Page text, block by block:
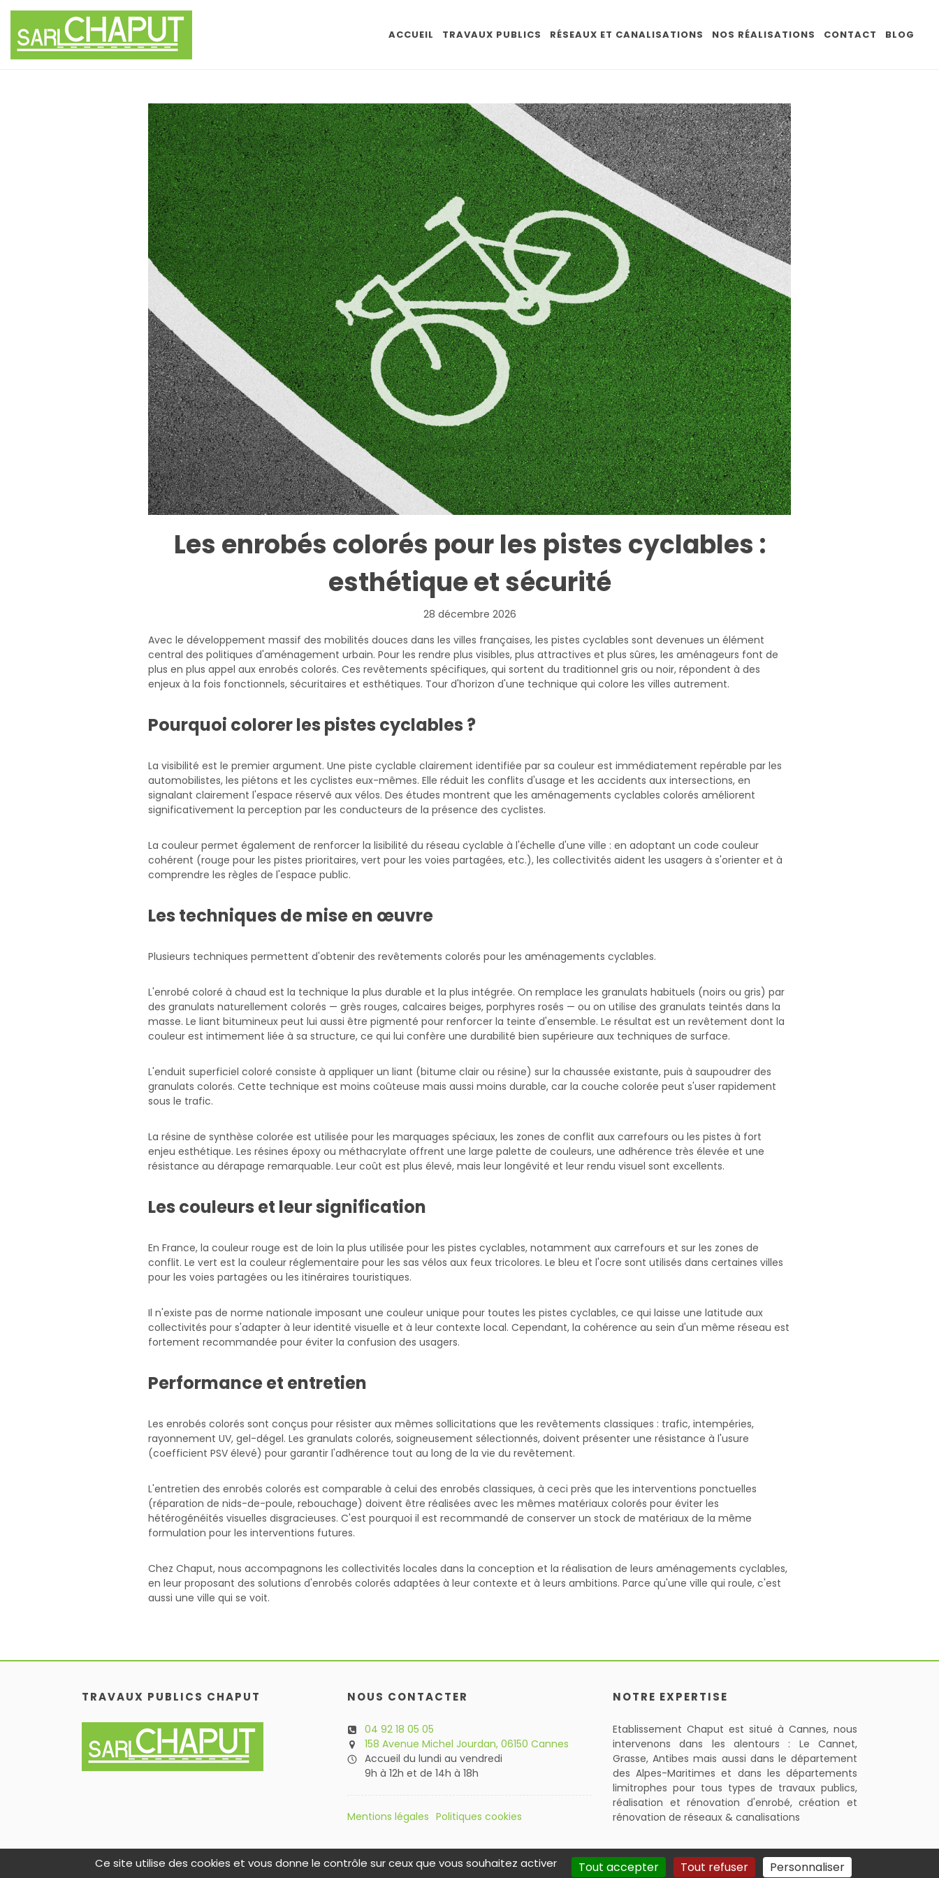
ACCUEIL TRAVAUX PUBLICS RÉSEAUX ET CANALISATIONS NOS RÉALISATIONS CONTACT BLOG
Les enrobés colorés pour les pistes cyclables :
esthétique et sécurité
28 décembre 2026
Avec le développement massif des mobilités douces dans les villes françaises, les pistes cyclables sont devenues un élément
central des politiques d'aménagement urbain. Pour les rendre plus visibles, plus attractives et plus sûres, les aménageurs font de
plus en plus appel aux enrobés colorés. Ces revêtements spécifiques, qui sortent du traditionnel gris ou noir, répondent à des
enjeux à la fois fonctionnels, sécuritaires et esthétiques. Tour d'horizon d'une technique qui colore les villes autrement.
Pourquoi colorer les pistes cyclables ?
La visibilité est le premier argument. Une piste cyclable clairement identifiée par sa couleur est immédiatement repérable par les
automobilistes, les piétons et les cyclistes eux-mêmes. Elle réduit les conflits d'usage et les accidents aux intersections, en
signalant clairement l'espace réservé aux vélos. Des études montrent que les aménagements cyclables colorés améliorent
significativement la perception par les conducteurs de la présence des cyclistes.
La couleur permet également de renforcer la lisibilité du réseau cyclable à l'échelle d'une ville : en adoptant un code couleur
cohérent (rouge pour les pistes prioritaires, vert pour les voies partagées, etc.), les collectivités aident les usagers à s'orienter et à
comprendre les règles de l'espace public.
Les techniques de mise en œuvre
Plusieurs techniques permettent d'obtenir des revêtements colorés pour les aménagements cyclables.
L'enrobé coloré à chaud est la technique la plus durable et la plus intégrée. On remplace les granulats habituels (noirs ou gris) par
des granulats naturellement colorés — grès rouges, calcaires beiges, porphyres rosés — ou on utilise des granulats teintés dans la
masse. Le liant bitumineux peut lui aussi être pigmenté pour renforcer la teinte d'ensemble. Le résultat est un revêtement dont la
couleur est intimement liée à sa structure, ce qui lui confère une durabilité bien supérieure aux techniques de surface.
L'enduit superficiel coloré consiste à appliquer un liant (bitume clair ou résine) sur la chaussée existante, puis à saupoudrer des
granulats colorés. Cette technique est moins coûteuse mais aussi moins durable, car la couche colorée peut s'user rapidement
sous le trafic.
La résine de synthèse colorée est utilisée pour les marquages spéciaux, les zones de conflit aux carrefours ou les pistes à fort
enjeu esthétique. Les résines époxy ou méthacrylate offrent une large palette de couleurs, une adhérence très élevée et une
résistance au dérapage remarquable. Leur coût est plus élevé, mais leur longévité et leur rendu visuel sont excellents.
Les couleurs et leur signification
En France, la couleur rouge est de loin la plus utilisée pour les pistes cyclables, notamment aux carrefours et sur les zones de
conflit. Le vert est la couleur réglementaire pour les sas vélos aux feux tricolores. Le bleu et l'ocre sont utilisés dans certaines villes
pour les voies partagées ou les itinéraires touristiques.
Il n'existe pas de norme nationale imposant une couleur unique pour toutes les pistes cyclables, ce qui laisse une latitude aux
collectivités pour s'adapter à leur identité visuelle et à leur contexte local. Cependant, la cohérence au sein d'un même réseau est
fortement recommandée pour éviter la confusion des usagers.
Performance et entretien
Les enrobés colorés sont conçus pour résister aux mêmes sollicitations que les revêtements classiques : trafic, intempéries,
rayonnement UV, gel-dégel. Les granulats colorés, soigneusement sélectionnés, doivent présenter une résistance à l'usure
(coefficient PSV élevé) pour garantir l'adhérence tout au long de la vie du revêtement.
L'entretien des enrobés colorés est comparable à celui des enrobés classiques, à ceci près que les interventions ponctuelles
(réparation de nids-de-poule, rebouchage) doivent être réalisées avec les mêmes matériaux colorés pour éviter les
hétérogénéités visuelles disgracieuses. C'est pourquoi il est recommandé de conserver un stock de matériaux de la même
formulation pour les interventions futures.
Chez Chaput, nous accompagnons les collectivités locales dans la conception et la réalisation de leurs aménagements cyclables,
en leur proposant des solutions d'enrobés colorés adaptées à leur contexte et à leurs ambitions. Parce qu'une ville qui roule, c'est
aussi une ville qui se voit.
TRAVAUX PUBLICS CHAPUT NOUS CONTACTER
04 92 18 05 05
158 Avenue Michel Jourdan, 06150 Cannes
Accueil du lundi au vendredi
9h à 12h et de 14h à 18h
Mentions légales Politiques cookies
NOTRE EXPERTISE
Etablissement Chaput est situé à Cannes, nous
intervenons dans les alentours : Le Cannet,
Grasse, Antibes mais aussi dans le département
des Alpes-Maritimes et dans les départements
limitrophes pour tous types de travaux publics,
réalisation et rénovation d'enrobé, création et
rénovation de réseaux & canalisations
Panneau de gestion des cookies
Ce site utilise des cookies et vous donne le contrôle sur ceux que vous souhaitez activer Tout accepter Tout refuser Personnaliser